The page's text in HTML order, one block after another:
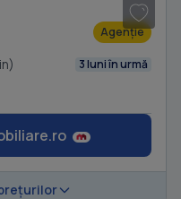
Agenție
3 luni în urmă